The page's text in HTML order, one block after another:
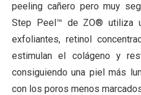
peeling cañero pero muy
Step Peel™ de ZO® utiliza
exfoliantes, retinol
estimulan el colágeno y
consiguiendo una piel más
con los poros menos